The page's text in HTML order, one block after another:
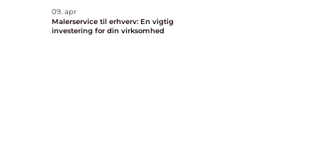
09. apr
Malerservice til erhverv: En vigtig
investering for din virksomhed